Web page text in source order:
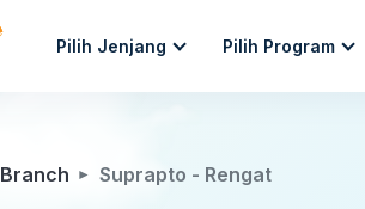
Pilih Jenjang Pilih Program
Branch Suprapto - Rengat